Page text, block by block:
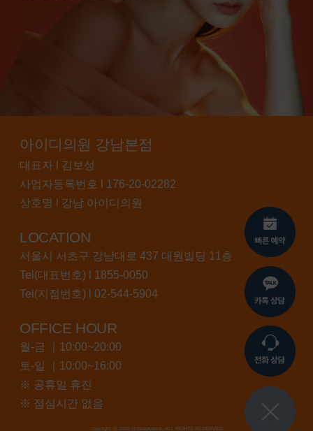
아이디의원 강남본점
대표자 l 김보성
사업자등록번호 l 176-20-02282
상호명 l 강남 아이디의원
LOCATION
서울시 서초구 강남대로 437 대원빌딩 11층
Tel(대표번호) l 1855-0050
Tel(지점번호) l 02-544-5904
OFFICE HOUR
월-금 ｜10:00~20:00
토-일 ｜10:00~16:00
※ 공휴일 휴진
※ 점심시간 없음
copyright ⓒ 2020 id beautyplus. ALL RIGHTS RESERVED